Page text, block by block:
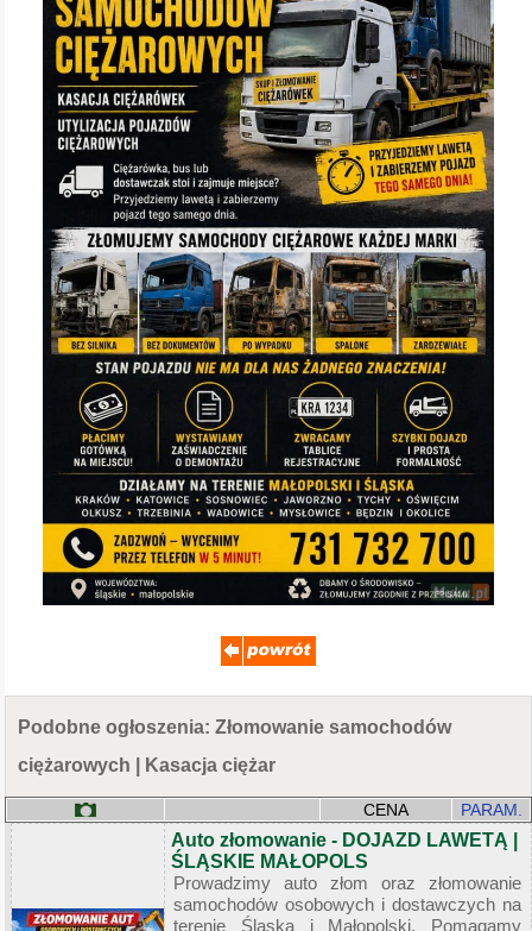
Podobne ogłoszenia: Złomowanie samochodów
ciężarowych | Kasacja ciężar
CENA PARAM.
Auto złomowanie - DOJAZD LAWETĄ |
ŚLĄSKIE MAŁOPOLS
Prowadzimy auto złom oraz złomowanie
samochodów osobowych i dostawczych na
terenie Śląska i Małopolski. Pomagamy